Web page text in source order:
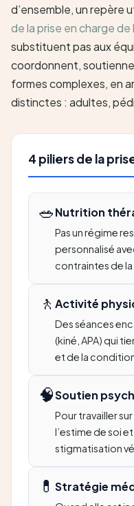
d’ensemble, un repère
de la prise en charge de
substituent pas aux
coordonnent,
formes complexes, en
distinctes : adultes,
4 piliers de la
🥗Nutrition
Pas un régime
personnalisé
contraintes de
🚶 Activité
Des séances
(kiné, APA) qui
et de la
🧠Soutien
Pour travailler
l’estime de soi
stigmatisation
💊 Stratégie